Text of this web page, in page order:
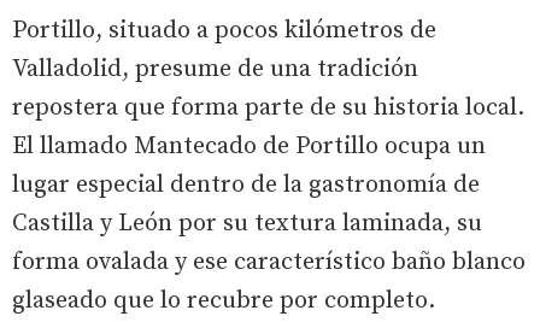
Portillo, situado a pocos kilómetros de
Valladolid, presume de una tradición
repostera que forma parte de su historia local.
El llamado Mantecado de Portillo ocupa un
lugar especial dentro de la gastronomía de
Castilla y León por su textura laminada, su
forma ovalada y ese característico baño blanco
glaseado que lo recubre por completo.